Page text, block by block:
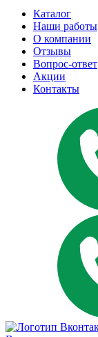
Каталог
Наши работы
О компании
Отзывы
Вопрос-ответ
Акции
Контакты